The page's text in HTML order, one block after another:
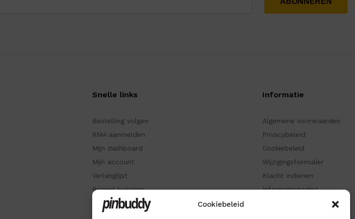
Cookiebeleid
Snelle links
Bestelling volgen
RMA aanmelden
Mijn dashboard
Mijn account
Verlanglijst
Recent bekeken
Kennisbank
Informatie
Algemene voorwaarden
Privacybeleid
Cookiebeleid
Wijzigingsformulier
Klacht indienen
Informatiepagina